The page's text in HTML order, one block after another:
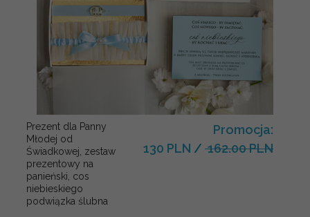
Prezent dla Panny
Młodej od
Świadkowej, zestaw
prezentowy na
panieński, cos
niebieskiego
podwiązka ślubna
Promocja:
130 PLN / 162.00 PLN